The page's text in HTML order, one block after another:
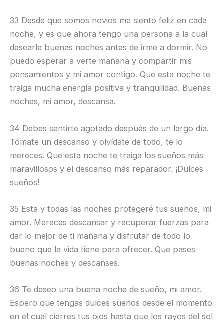
33 Desde que somos novios me siento feliz en cada
noche, y es que ahora tengo una persona a la cual
desearle buenas noches antes de irme a dormir. No
puedo esperar a verte mañana y compartir mis
pensamientos y mi amor contigo. Que esta noche te
traiga mucha energía positiva y tranquilidad. Buenas
noches, mi amor, descansa.
34 Debes sentirte agotado después de un largo día.
Tómate un descanso y olvídate de todo, te lo
mereces. Que esta noche te traiga los sueños más
maravillosos y el descanso más reparador. ¡Dulces
sueños!
35 Esta y todas las noches protegeré tus sueños, mi
amor. Mereces descansar y recuperar fuerzas para
dar lo mejor de ti mañana y disfrutar de todo lo
bueno que la vida tiene para ofrecer. Que pases
buenas noches y descanses.
36 Te deseo una buena noche de sueño, mi amor.
Espero que tengas dulces sueños desde el momento
en el cual cierres tus ojos hasta que los rayos del sol